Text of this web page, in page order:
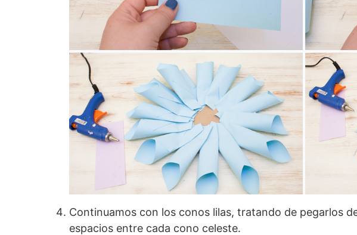
Continuamos con los conos lilas, tratando de pegarlos
espacios entre cada cono celeste.